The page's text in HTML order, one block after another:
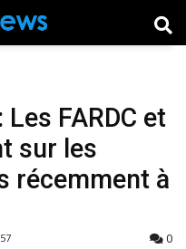
FARDC et
sur les
récemment à
0